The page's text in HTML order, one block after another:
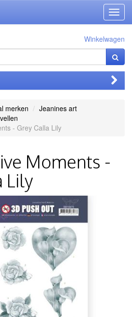
Winkelwagen
merken
Jeanines art
- Grey Calla Lily
Moments -
Lily